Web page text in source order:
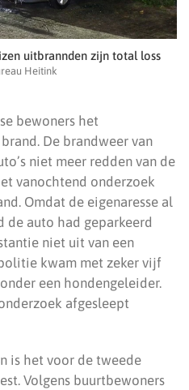
uitbrannden zijn total loss
Heitink
bewoners het
De brandweer van
niet meer redden van de
vanochtend onderzoek
Omdat de eigenaresse al
de auto had geparkeerd
niet uit van een
kwam met zeker vijf
een hondengeleider.
afgesleept
is het voor de tweede
Volgens buurtbewoners